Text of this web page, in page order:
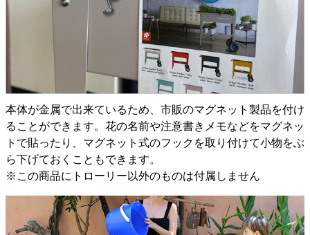
本体が金属で出来ているため、市販のマグネット製品を付け
ることができます。花の名前や注意書きメモなどをマグネッ
トで貼ったり、マグネット式のフックを取り付けて小物をぶ
ら下げておくこともできます。
※この商品にトローリー以外のものは付属しません